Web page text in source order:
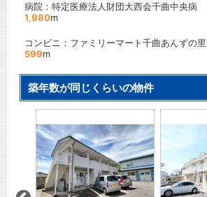
病院：特定医療法人財団大西会千曲中央病
1,980m
コンビニ：ファミリーマート千曲あんずの
599m
築年数が同じくらいの物件